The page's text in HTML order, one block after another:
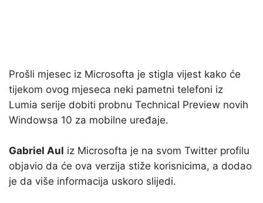
Prošli mjesec iz Microsofta je stigla vijest kako će
tijekom ovog mjeseca neki pametni telefoni iz
Lumia serije dobiti probnu Technical Preview novih
Windowsa 10 za mobilne uređaje.
Gabriel Aul iz Microsofta je na svom Twitter profilu
objavio da će ova verzija stiže korisnicima, a dodao
je da više informacija uskoro slijedi.